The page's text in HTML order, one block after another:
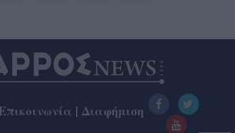
Επικοινωνία | Διαφήμιση